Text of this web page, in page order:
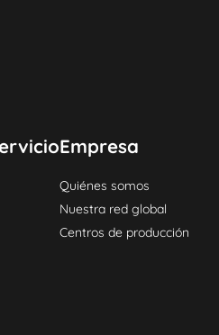
Empresa
Quiénes somos
Nuestra red global
Centros de producción